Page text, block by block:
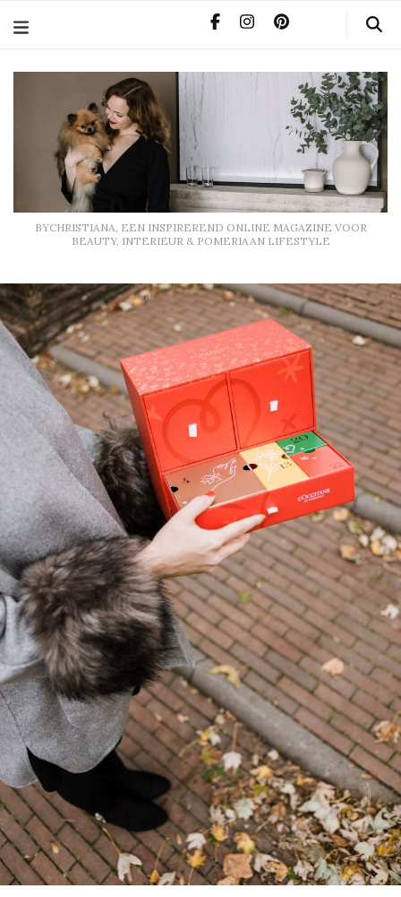
BYCHRISTIANA, EEN INSPIREREND ONLINE MAGAZINE VOOR
BEAUTY, INTERIEUR & POMERIAAN LIFESTYLE